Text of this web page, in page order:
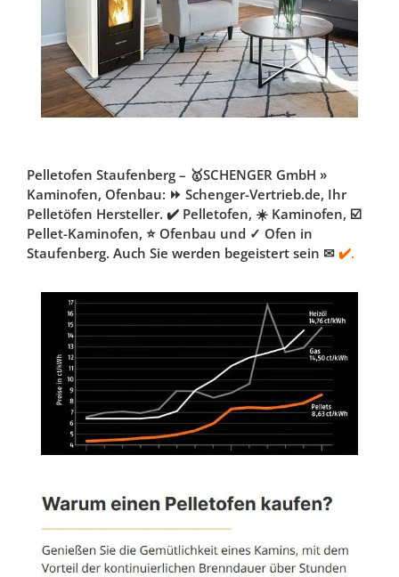
Pelletofen Staufenberg – 🥇SCHENGER GmbH »
Kaminofen, Ofenbau: ⏩ Schenger-Vertrieb.de, Ihr
Pelletöfen Hersteller. ✔️ Pelletofen, ☀️ Kaminofen, ☑️
Pellet-Kaminofen, ⭐ Ofenbau und ✓ Ofen in
Staufenberg. Auch Sie werden begeistert sein ✉ ✔️.